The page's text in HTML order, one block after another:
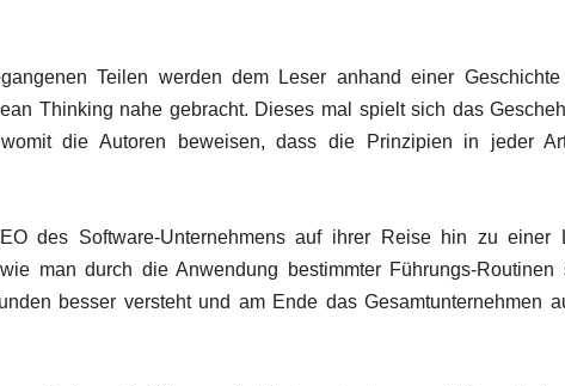
Teilen werden dem Leser anhand einer
Thinking nahe gebracht. Dieses mal spielt sich das
womit die Autoren beweisen, dass die Prinzipien in jeder
des Software-Unternehmens auf ihrer Reise hin zu einer
man durch die Anwendung bestimmter Führungs-Routinen
besser versteht und am Ende das Gesamtunternehmen